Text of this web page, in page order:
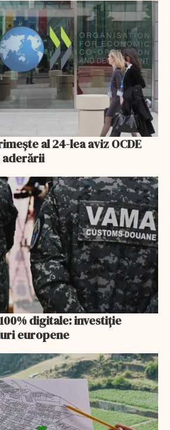
al 24-lea aviz OCDE
aderării
digitale: investiție
europene